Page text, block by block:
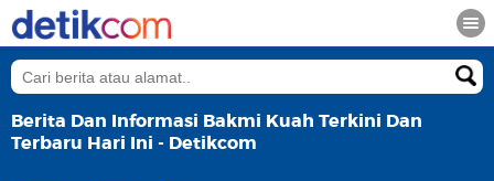
Berita Dan Informasi Bakmi Kuah Terkini Dan
Terbaru Hari Ini - Detikcom